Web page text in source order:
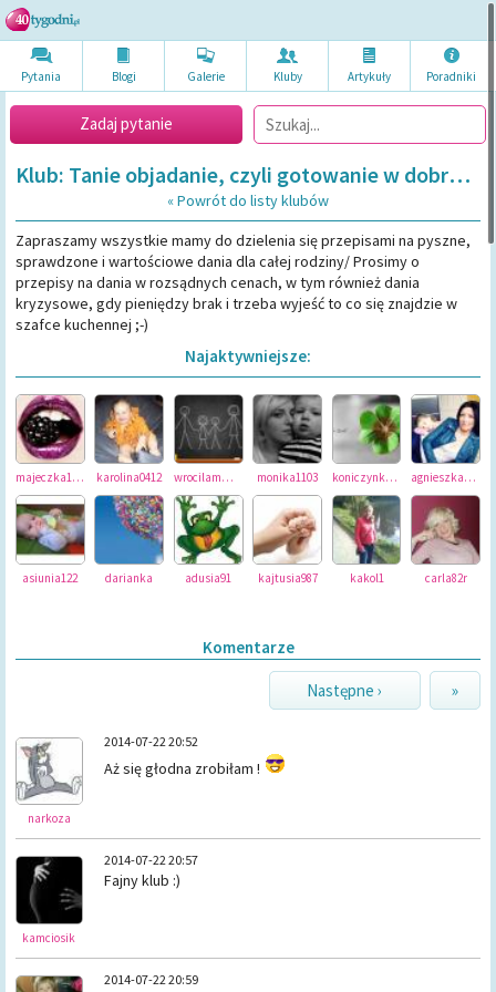
Pytania Blogi Galerie Kluby Artykuły Poradniki
Zadaj pytanie
Klub: Tanie objadanie, czyli gotowanie w dobrej cenie
« Powrót do listy klubów
Zapraszamy wszystkie mamy do dzielenia się przepisami na pyszne,
sprawdzone i wartościowe dania dla całej rodziny/ Prosimy o
przepisy na dania w rozsądnych cenach, w tym również dania
kryzysowe, gdy pieniędzy brak i trzeba wyjeść to co się znajdzie w
szafce kuchennej ;-)
Najaktywniejsze:
majeczka1232 karolina0412 wrocilammonija7 monika1103 koniczynka87 agnieszka1203
asiunia122 darianka adusia91 kajtusia987 kakol1 carla82r
Komentarze
Następne › »
narkoza
2014-07-22 20:52
Aż się głodna zrobiłam !
kamciosik
2014-07-22 20:57
Fajny klub :)
2014-07-22 20:59